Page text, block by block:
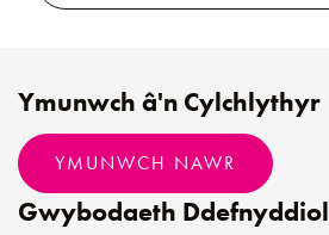
Gwybodaeth Ddefnyddiol
Ymunwch â'n Cylchlythyr
YMUNWCH NAWR